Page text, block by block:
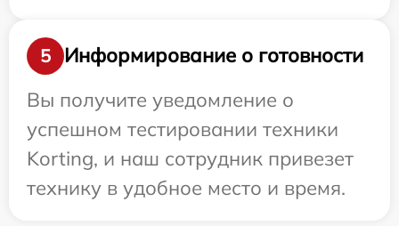
5
Информирование о готовности
Вы получите уведомление о
успешном тестировании техники
Korting, и наш сотрудник привезет
технику в удобное место и время.